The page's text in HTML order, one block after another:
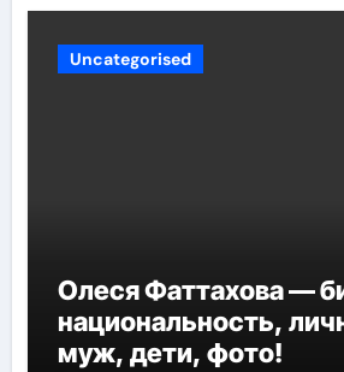
Uncategorised
Олеся Фаттахова —
национальность,
муж, дети, фото!